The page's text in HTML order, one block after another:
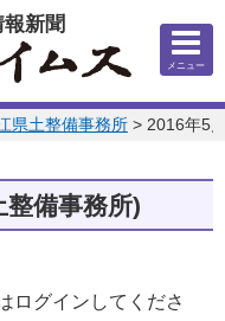
新聞
メニュー
県土整備事務所 > 2016年5
整備事務所)
ログインしてくださ